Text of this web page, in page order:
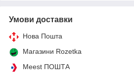
Умови доставки
Нова Пошта
Магазини Rozetka
Meest ПОШТА